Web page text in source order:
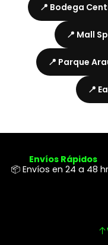
📍 Bodega
📍 Mall
📍 Parque
📍
Envíos Rápidos
📦 Envíos en 24 a 48